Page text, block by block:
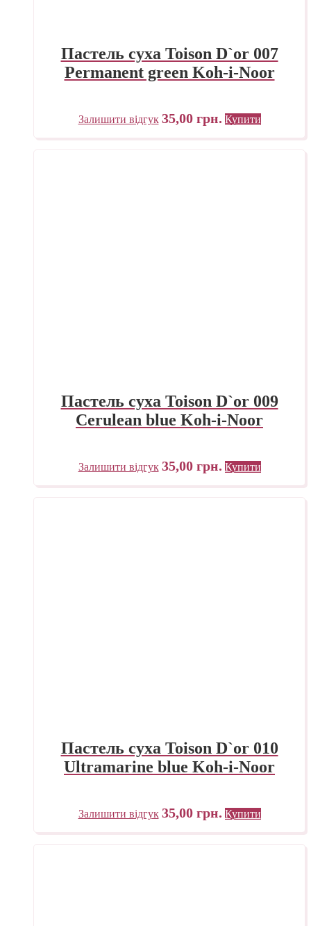
Пастель суха Toison D`or 007
Permanent green Koh-i-Noor
Залишити відгук 35,00 грн. Купити
Пастель суха Toison D`or 009
Cerulean blue Koh-i-Noor
Залишити відгук 35,00 грн. Купити
Пастель суха Toison D`or 010
Ultramarine blue Koh-i-Noor
Залишити відгук 35,00 грн. Купити